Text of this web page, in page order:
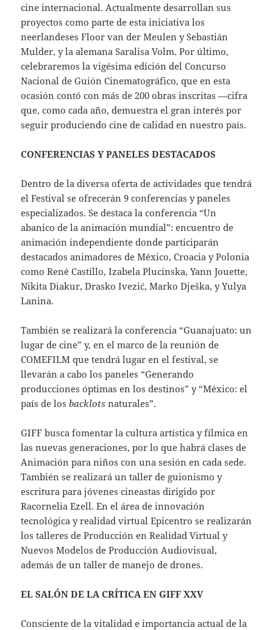
cine internacional. Actualmente desarrollan sus
proyectos como parte de esta iniciativa los
neerlandeses Floor van der Meulen y Sebastián
Mulder, y la alemana Saralisa Volm. Por último,
celebraremos la vigésima edición del Concurso
Nacional de Guión Cinematográfico, que en esta
ocasión contó con más de 200 obras inscritas —cifra
que, como cada año, demuestra el gran interés por
seguir produciendo cine de calidad en nuestro país.
CONFERENCIAS Y PANELES DESTACADOS
Dentro de la diversa oferta de actividades que tendrá
el Festival se ofrecerán 9 conferencias y paneles
especializados. Se destaca la conferencia “Un
abanico de la animación mundial”: encuentro de
animación independiente donde participarán
destacados animadores de México, Croacia y Polonia
como René Castillo, Izabela Plucinska, Yann Jouette,
Nikita Diakur, Drasko Ivezić, Marko Dješka, y Yulya
Lanina.
También se realizará la conferencia “Guanajuato: un
lugar de cine” y, en el marco de la reunión de
COMEFILM que tendrá lugar en el festival, se
llevarán a cabo los paneles “Generando
producciones óptimas en los destinos” y “México: el
país de losbacklots naturales”.
GIFF busca fomentar la cultura artística y fílmica en
las nuevas generaciones, por lo que habrá clases de
Animación para niños con una sesión en cada sede.
También se realizará un taller de guionismo y
escritura para jóvenes cineastas dirigido por
Racornelia Ezell. En el área de innovación
tecnológica y realidad virtual Epicentro se realizarán
los talleres de Producción en Realidad Virtual y
Nuevos Modelos de Producción Audiovisual,
además de un taller de manejo de drones.
EL SALÓN DE LA CRÍTICA EN GIFF XXV
Consciente de la vitalidad e importancia actual de la